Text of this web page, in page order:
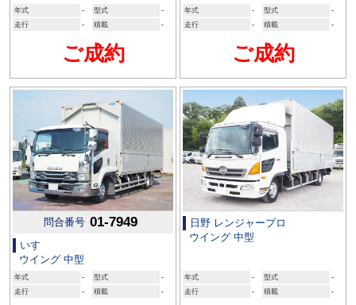
年式 - 型式
-
走行
- 積載 -
ご成約
年式 - 型式
-
走行
- 積載 -
ご成約
問合番号 01-7949
いすゞ
ウイング 中型
年式 - 型式
-
走行
- 積載 -
日野 レンジャープロ
ウイング 中型
年式 - 型式
-
走行
- 積載 -